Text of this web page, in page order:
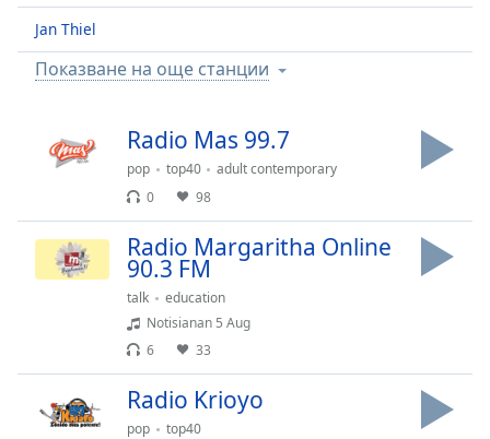
Duration-:-
Loaded :
0.00%
Stream
currently
Remaining
Time-
Chapters
Jan Thiel
Показване на още станции
Radio Mas 99.7
pop top40
adult contemporary
0
98
Radio Margaritha Online
90.3 FM
talk
education
Notisianan 5 Aug
6
33
Radio Krioyo
pop
top40